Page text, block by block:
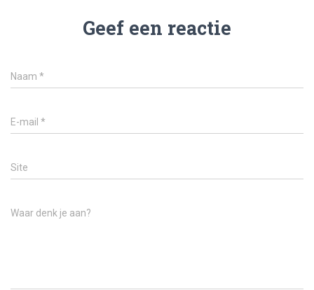
Geef een reactie
Naam *
E-mail *
Site
Waar denk je aan?